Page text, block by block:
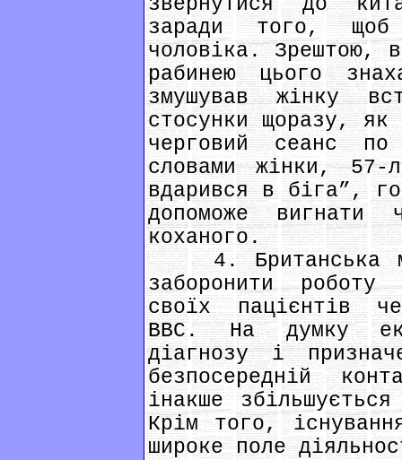
заради того, щоб
чоловіка. Зрештою,
рабинею цього
змушував жінку
стосунки щоразу, як
черговий сеанс
словами жінки, 57-
вдарився в біга”,
допоможе
коханого.
4. Британська
заборонити роботу
своїх пацієнтів
BBC. На думку
діагнозу і
безпосередній
інакше
Крім того,
широке поле